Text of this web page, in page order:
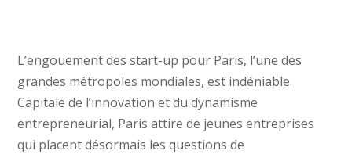
L’engouement des start-up pour Paris, l’une des
grandes métropoles mondiales, est indéniable.
Capitale de l’innovation et du dynamisme
entrepreneurial, Paris attire de jeunes entreprises
qui placent désormais les questions de